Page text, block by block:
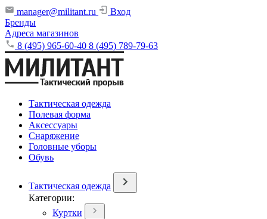
manager@militant.ru
Вход
Бренды
Адреса магазинов
8 (495) 965-60-40 8 (495) 789-79-63
Тактическая одежда
Полевая форма
Аксессуары
Снаряжение
Головные уборы
Обувь
Тактическая одежда
Категории:
Куртки